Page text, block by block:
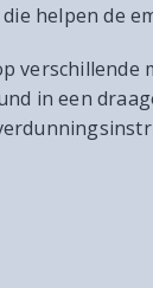
helpen de
in een